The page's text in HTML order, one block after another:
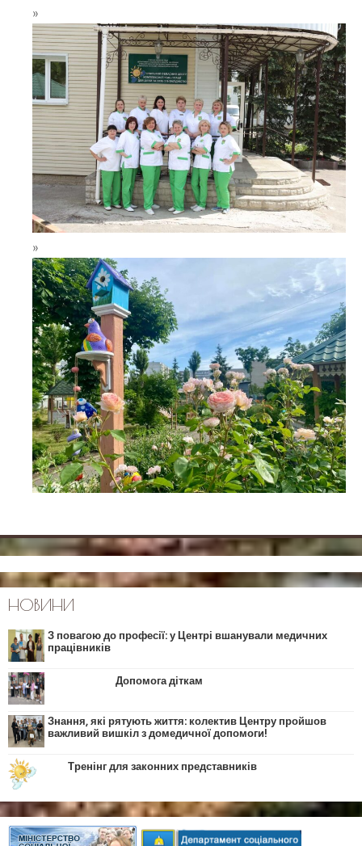
НОВИНИ
З повагою до професії: у Центрі вшанували медичних
працівників
Допомога діткам
Знання, які рятують життя: колектив Центру пройшов
важливий вишкіл з домедичної допомоги!
Тренінг для законних представників